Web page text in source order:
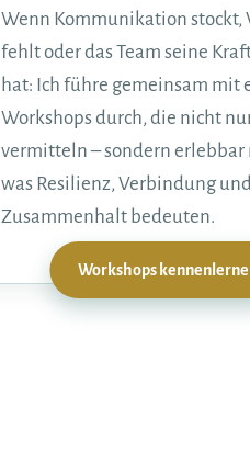
Wenn Kommunikation stockt,
fehlt oder das Team seine
hat: Ich führe gemeinsam mit
Workshops durch, die nicht
vermitteln – sondern erlebbar
was Resilienz, Verbindung
Zusammenhalt bedeuten.
Workshops